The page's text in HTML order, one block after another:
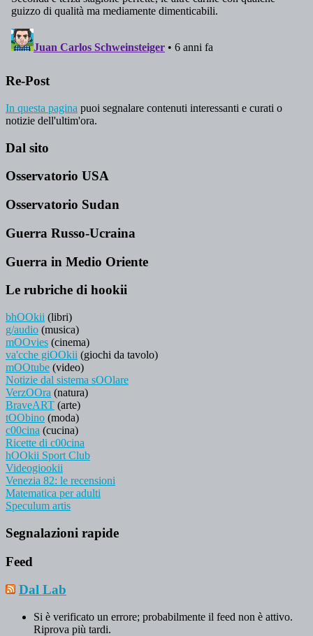
Re-Post
In questa pagina puoi segnalare contenuti interessanti e curati o
notizie dell'ultim'ora.
Dal sito
Osservatorio USA
Osservatorio Sudan
Guerra Russo-Ucraina
Guerra in Medio Oriente
Le rubriche di hookii
bhOOkii (libri)
g/audio (musica)
mOOvies (cinema)
va'cche giOOkii (giochi da tavolo)
mOOtube (video)
Notizie dal sistema sOOlare
VerzOOra (natura)
BraveART (arte)
tOObino (moda)
c00cina (cucina)
Ricette di c00cina
hOOkii Sport Club
Videogiookii
Venezia 82: le recensioni
Matematica per adulti
Speculum artis
Segnalazioni rapide
Feed
Dal Lab
Si è verificato un errore; probabilmente il feed non è attivo.
Riprova più tardi.